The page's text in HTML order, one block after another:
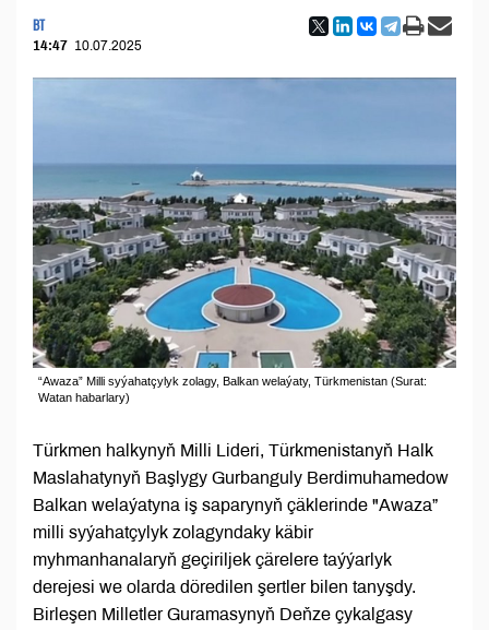
BT
14:47 10.07.2025
“Awaza” Milli syýahatçylyk zolagy, Balkan welaýaty, Türkmenistan (Surat:
Watan habarlary)
Türkmen halkynyň Milli Lideri, Türkmenistanyň Halk
Maslahatynyň Başlygy Gurbanguly Berdimuhamedow
Balkan welaýatyna iş saparynyň çäklerinde "Awaza”
milli syýahatçylyk zolagyndaky käbir
myhmanhanalaryň geçiriljek çärelere taýýarlyk
derejesi we olarda döredilen şertler bilen tanyşdy.
Birleşen Milletler Guramasynyň Deňze çykalgasy